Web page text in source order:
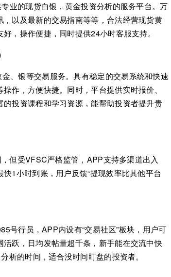
业的现货白银，黄金投资分析的服务平台。万
以及最新的交易指南等等，合法经营现货黄
，操作便捷，同时提供24小时客服支持。
、银等交易服务。具有稳定的交易系统和快速
作，方便快捷。同时，平台提供实时报价、
投资课程和学习资源，能帮助投资者提升贵
但受VFSC严格监管，APP支持多渠道出入
1小时到账，用户反馈“提现效率比其他平台
号行员，APP内设有“交易社区”板块，用户可
跃，日均发帖量超千条，新手能在交流中快
析的时间，适合没时间盯盘的投资者。